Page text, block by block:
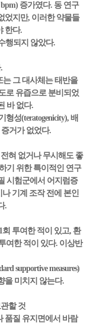
증가였다. 동 연구
었지만, 이러한 약물들
한다.
행되지 않았다.
는 그 대사체는 태반을
로 유즙으로 분비되었
바 없다.
형성(teratogenicity), 배
증거가 없었다.
혀 없거나 무시해도 좋
기 위한 특이적인 연구
시험군에서 어지럼증
나 기계 조작 전에 본인
.
회 투여한 적이 있고, 환
여한 적이 있다. 이상반
supportive measures)
을 미치지 않는다.
할 것
품질 유지면에서 바람